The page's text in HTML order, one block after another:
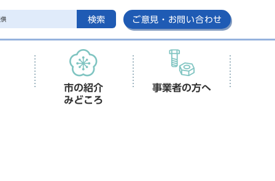
検索 ご意見・お問い合わせ
市の紹介
みどころ
事業者の方へ